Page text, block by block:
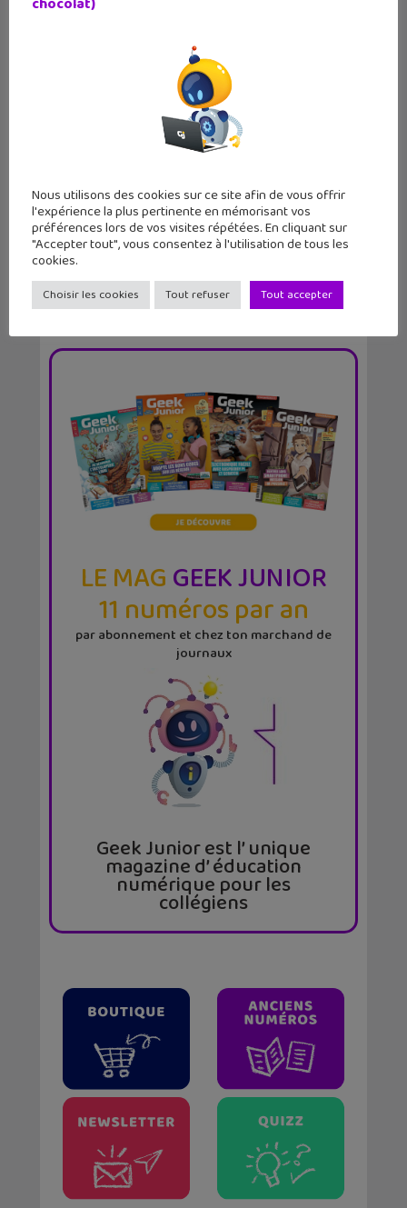
Scratch
LE MAGGEEK JUNIOR
11 numéros par an
par abonnement et chez ton marchand de
journaux
Geek Junior est l’ unique
magazine d’ éducation
numérique pour les
collégiens
Nous utilisons des cookies sur ce site afin de vous offrir
l'expérience la plus pertinente en mémorisant vos
préférences lors de vos visites répétées. En cliquant sur
"Accepter tout", vous consentez à l'utilisation de tous les
cookies.
Choisir les cookies Tout refuser Tout accepter